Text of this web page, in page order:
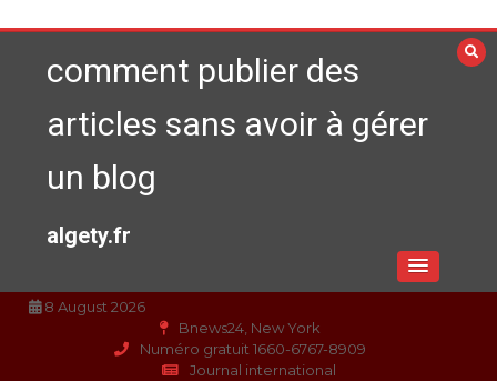
au
contenucomment publier des
articles sans avoir à gérer
un blog
algety.fr
8 August 2026
Bnews24, New York
Numéro gratuit 1660-6767-8909
Journal international